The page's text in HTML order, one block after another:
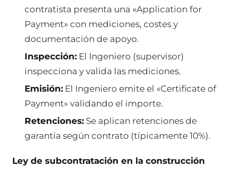
contratista presenta una «Application for
Payment» con mediciones, costes y
documentación de apoyo.
Inspección:El Ingeniero (supervisor)
inspecciona y valida las mediciones.
Emisión:El Ingeniero emite el «Certificate of
Payment» validando el importe.
Retenciones:Se aplican retenciones de
garantía según contrato (típicamente 10%).
Ley de subcontratación en la construcción